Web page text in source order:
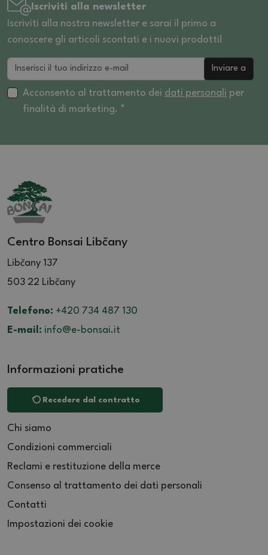
Iscriviti alla newsletter
Iscriviti alla nostra newsletter e sarai il primo a
conoscere gli articoli scontati e i nuovi prodotti!
Inviare a
Acconsento al trattamento dei dati personali per
finalità di marketing. *
Centro Bonsai Libčany
Libčany 137
503 22 Libčany
Telefono: +420 734 487 130
E-mail: info@e-bonsai.it
Informazioni pratiche
Recedere dal contratto
Chi siamo
Condizioni commerciali
Reclami e restituzione della merce
Consenso al trattamento dei dati personali
Contatti
Impostazioni dei cookie